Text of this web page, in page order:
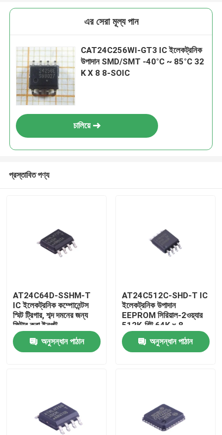
এর সেরা মূল্য পান
CAT24C256WI-GT3 IC ইলেকট্রনিক
উপাদান SMD/SMT -40°C ~ 85°C 32
K X 8 8-SOIC
চালিয়ে
প্রস্তাবিত পণ্য
AT24C64D-SSHM-T
IC ইলেকট্রনিক কম্পোনেন্টস
স্মিট ট্রিগার, শব্দ দমনের জন্য
ফিল্টার করা ইনপুট
অনুসন্ধান পাঠান
AT24C512C-SHD-T IC
ইলেকট্রনিক উপাদান
EEPROM সিরিয়াল-2ওয়্যার
512K-বিট 64K x 8
3.3V/5V 8-পিন SOIC
EIAJ T/Rঅনুসন্ধান পাঠান